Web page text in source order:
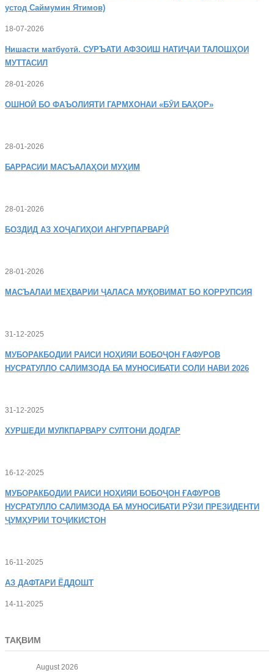
устод Саймумин Ятимов)
18-07-2026
Нишасти матбуотӣ. СУРЪАТИ АФЗОИШ НАТИҶАИ ТАЛОШҲОИ
МУТТАСИЛ
28-01-2026
ОШНОӢ БО ФАЪОЛИЯТИ ГАРМХОНАИ «БӮИ БАҲОР»
28-01-2026
БАРРАСИИ МАСЪАЛАҲОИ МУҲИМ
28-01-2026
БОЗДИД АЗ ХОҶАГИҲОИ АНГУРПАРВАРӢ
28-01-2026
МАСЪАЛАИ МЕҲВАРИИ ҶАЛАСА МУҚОВИМАТ БО КОРРУПСИЯ
31-12-2025
МУБОРАКБОДИИ РАИСИ НОҲИЯИ БОБОҶОН ҒАФУРОВ
НУСРАТУЛЛО САЛИМЗОДА БА МУНОСИБАТИ СОЛИ НАВИ 2026
31-12-2025
ХУРШЕДИ МУЛКПАРВАРУ СУЛТОНИ ДОДГАР
16-12-2025
МУБОРАКБОДИИ РАИСИ НОҲИЯИ БОБОҶОН ҒАФУРОВ
НУСРАТУЛЛО САЛИМЗОДА БА МУНОСИБАТИ РӮЗИ ПРЕЗИДЕНТИ
ҶУМҲУРИИ ТОҶИКИСТОН
16-11-2025
АЗ ДАФТАРИ ЁДДОШТ
14-11-2025
ТАҚВИМ
August 2026